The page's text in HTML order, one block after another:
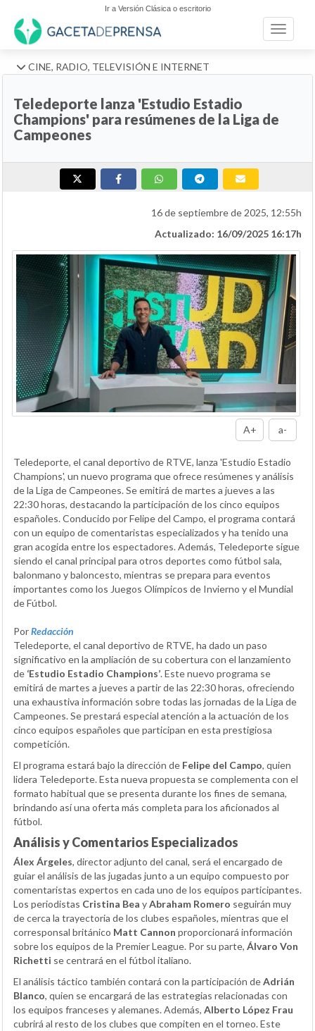
Ir a Versión Clásica o escritorio
Toggle
CINE, RADIO, TELEVISIÓN E INTERNET
Teledeporte lanza 'Estudio Estadio
Champions' para resúmenes de la Liga de
Campeones
16 de septiembre de 2025, 12:55h
Actualizado: 16/09/2025 16:17h
A+ a-
Teledeporte, el canal deportivo de RTVE, lanza 'Estudio Estadio
Champions', un nuevo programa que ofrece resúmenes y análisis
de la Liga de Campeones. Se emitirá de martes a jueves a las
22:30 horas, destacando la participación de los cinco equipos
españoles. Conducido por Felipe del Campo, el programa contará
con un equipo de comentaristas especializados y ha tenido una
gran acogida entre los espectadores. Además, Teledeporte sigue
siendo el canal principal para otros deportes como fútbol sala,
balonmano y baloncesto, mientras se prepara para eventos
importantes como los Juegos Olímpicos de Invierno y el Mundial
de Fútbol.
PorRedacción
Teledeporte, el canal deportivo de RTVE, ha dado un paso
significativo en la ampliación de su cobertura con el lanzamiento
de ‘Estudio Estadio Champions’. Este nuevo programa se
emitirá de martes a jueves a partir de las 22:30 horas, ofreciendo
una exhaustiva información sobre todas las jornadas de la Liga de
Campeones. Se prestará especial atención a la actuación de los
cinco equipos españoles que participan en esta prestigiosa
competición.
El programa estará bajo la dirección de Felipe del Campo, quien
lidera Teledeporte. Esta nueva propuesta se complementa con el
formato habitual que se presenta durante los fines de semana,
brindando así una oferta más completa para los aficionados al
fútbol.
Análisis y Comentarios Especializados
Álex Árgeles, director adjunto del canal, será el encargado de
guiar el análisis de las jugadas junto a un equipo compuesto por
comentaristas expertos en cada uno de los equipos participantes.
Los periodistas Cristina Bea yAbraham Romero seguirán muy
de cerca la trayectoria de los clubes españoles, mientras que el
corresponsal británico Matt Cannon proporcionará información
sobre los equipos de la Premier League. Por su parte, Álvaro Von
Richetti se centrará en el fútbol italiano.
El análisis táctico también contará con la participación deAdrián
Blanco, quien se encargará de las estrategias relacionadas con
los equipos franceses y alemanes. Además, Alberto López Frau
cubrirá al resto de los clubes que compiten en el torneo. Este